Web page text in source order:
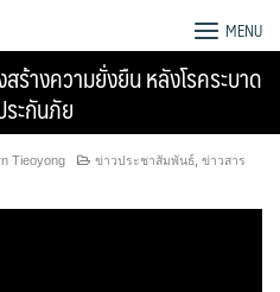
MENU
ร้างความยั่งยืน หลังโรคระบาด
ะกันภัย
Tieoyong ข่าวประชาสัมพันธ์ ข่าวสาร